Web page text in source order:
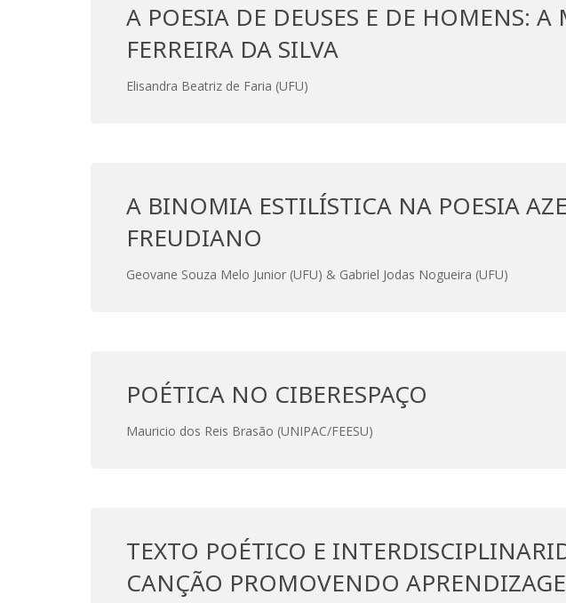
A POESIA DE DEUSES E DE HOMENS:
FERREIRA DA SILVA
Elisandra Beatriz de Faria (UFU)
A BINOMIA ESTILÍSTICA NA POESIA
FREUDIANO
Geovane Souza Melo Junior (UFU) & Gabriel Jodas Nogueira (UFU)
POÉTICA NO CIBERESPAÇO
Mauricio dos Reis Brasão (UNIPAC/FEESU)
TEXTO POÉTICO E
CANÇÃO PROMOVENDO